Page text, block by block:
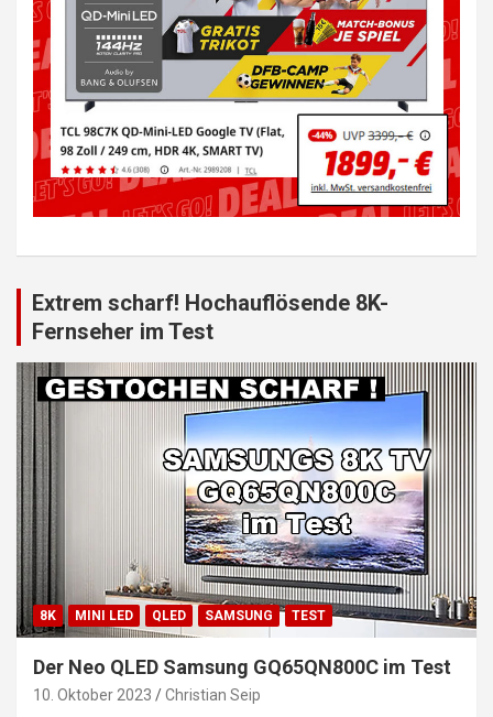
Extrem scharf! Hochauflösende 8K-
Fernseher im Test
8K MINI LED QLED SAMSUNG TEST
Der Neo QLED Samsung GQ65QN800C im Test
10. Oktober 2023 Christian Seip